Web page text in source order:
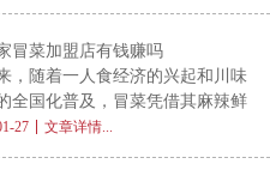
深入解析当前成都冒菜加盟市场
格局与选择逻辑，帮助创业者做
智的决策。 一、成都：冒菜文
年来在全国范围内迅速扩张，成
投资者眼中的热门创业选项。那
川冒菜加盟到底赚不赚钱 ？前
又要多少？ 本文将从市场趋
资构成、利润模型和风险提示四
冒菜加盟店有钱赚吗
，随着一人食经济的兴起和川味
全国化普及，冒菜凭借其麻辣鲜
餐快、客单适中、复购率高等优
27 文章详情...